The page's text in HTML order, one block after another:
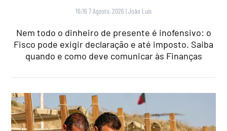
16:16 7 Agosto, 2026 |João Luís
Nem todo o dinheiro de presente é inofensivo: o
Fisco pode exigir declaração e até imposto. Saiba
quando e como deve comunicar às Finanças